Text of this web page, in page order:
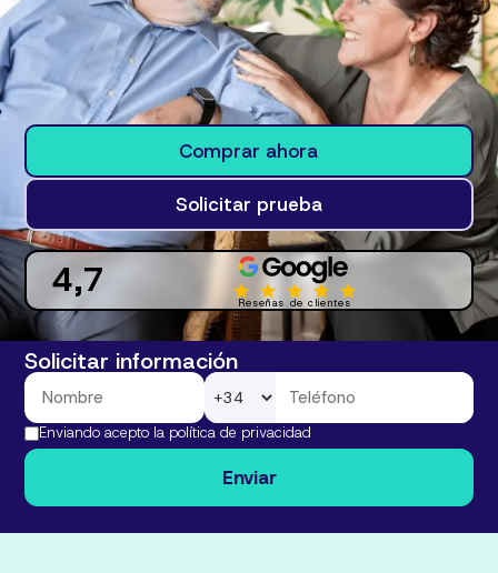
Comprar ahora
Solicitar prueba
4,7
Reseñas de clientes
Solicitar información
Enviando acepto la política de privacidad
Enviar